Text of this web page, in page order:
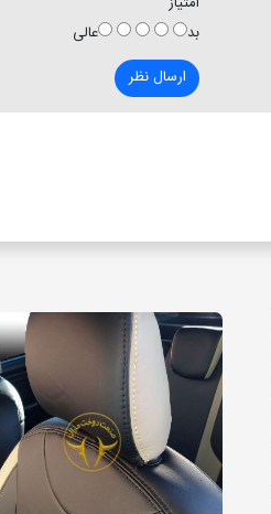
بد
عالی
ارسال نظر